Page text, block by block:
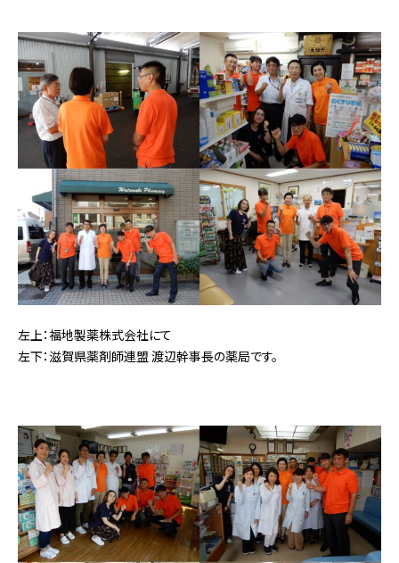
左上：福地製薬株式会社にて
左下：滋賀県薬剤師連盟 渡辺幹事長の薬局です。